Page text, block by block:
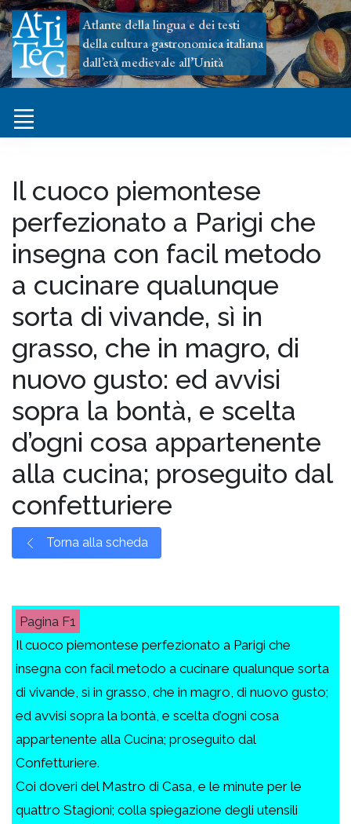
Atlante della lingua e dei testi
della cultura gastronomica italiana
dall’età medievale all’Unità
Il cuoco piemontese
perfezionato a Parigi che
insegna con facil metodo
a cucinare qualunque
sorta di vivande, sì in
grasso, che in magro, di
nuovo gusto: ed avvisi
sopra la bontà, e scelta
d’ogni cosa appartenente
alla cucina; proseguito dal
confetturiere
Torna alla scheda
F1
Il cuoco piemontese perfezionato a Parigi che
insegna con facil metodo a cucinare qualunque sorta
di vivande, sì in grasso, che in magro, di nuovo gusto;
ed avvisi sopra la bontà, e scelta d’ogni cosa
appartenente alla Cucina; proseguito dal
Confetturiere.
Coi doveri del Mastro di Casa, e le minute per le
quattro Stagioni; colla spiegazione degli utensili